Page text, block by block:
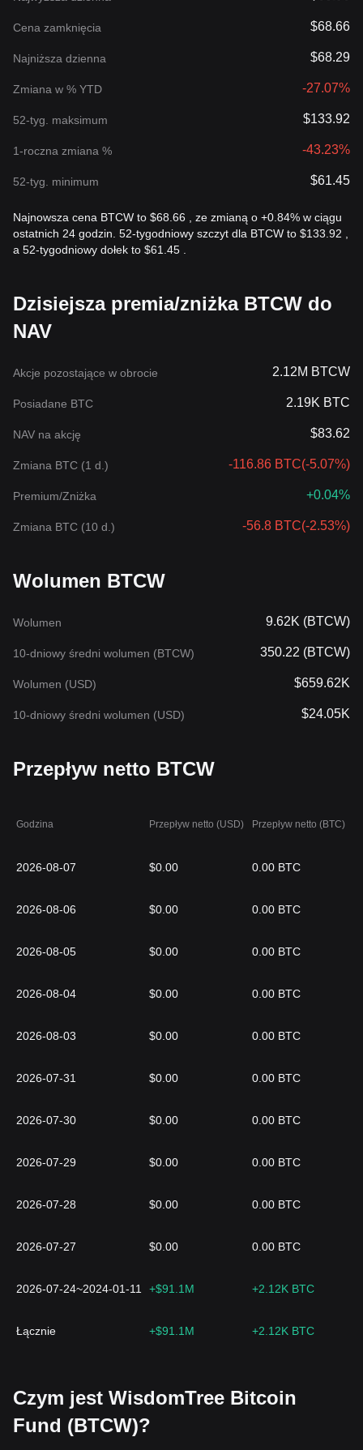
Cena zamknięcia $68.66
Najniższa dzienna $68.29
Zmiana w % YTD -27.07%
52-tyg. maksimum $133.92
1-roczna zmiana % -43.23%
52-tyg. minimum $61.45
Najnowsza cena BTCW to $68.66 , ze zmianą o +0.84% w ciągu
ostatnich 24 godzin. 52-tygodniowy szczyt dla BTCW to $133.92 ,
a 52-tygodniowy dołek to $61.45 .
Dzisiejsza premia/zniżka BTCW do
NAV
Akcje pozostające w obrocie 2.12M BTCW
Posiadane BTC 2.19K BTC
NAV na akcję $83.62
Zmiana BTC (1 d.) -116.86 BTC(-5.07%)
Premium/Zniżka +0.04%
Zmiana BTC (10 d.) -56.8 BTC(-2.53%)
Wolumen BTCW
Wolumen 9.62K (BTCW)
10-dniowy średni wolumen (BTCW) 350.22 (BTCW)
Wolumen (USD) $659.62K
10-dniowy średni wolumen (USD) $24.05K
Przepływ netto BTCW
Godzina Przepływ netto (USD) Przepływ netto (BTC)
2026-08-07 $0.00 0.00 BTC
2026-08-06 $0.00 0.00 BTC
2026-08-05 $0.00 0.00 BTC
2026-08-04 $0.00 0.00 BTC
2026-08-03 $0.00 0.00 BTC
2026-07-31 $0.00 0.00 BTC
2026-07-30 $0.00 0.00 BTC
2026-07-29 $0.00 0.00 BTC
2026-07-28 $0.00 0.00 BTC
2026-07-27 $0.00 0.00 BTC
2026-07-24~2024-01-11 +$91.1M +2.12K BTC
Łącznie +$91.1M +2.12K BTC
Czym jest WisdomTree Bitcoin
Fund (BTCW)?